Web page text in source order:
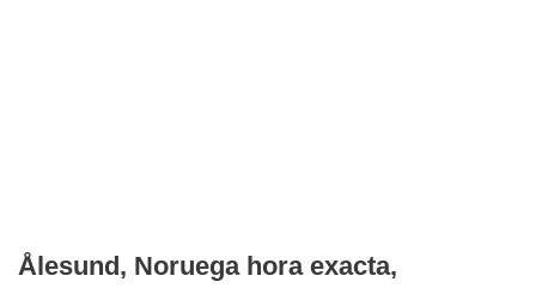
Ålesund, Noruega hora exacta,